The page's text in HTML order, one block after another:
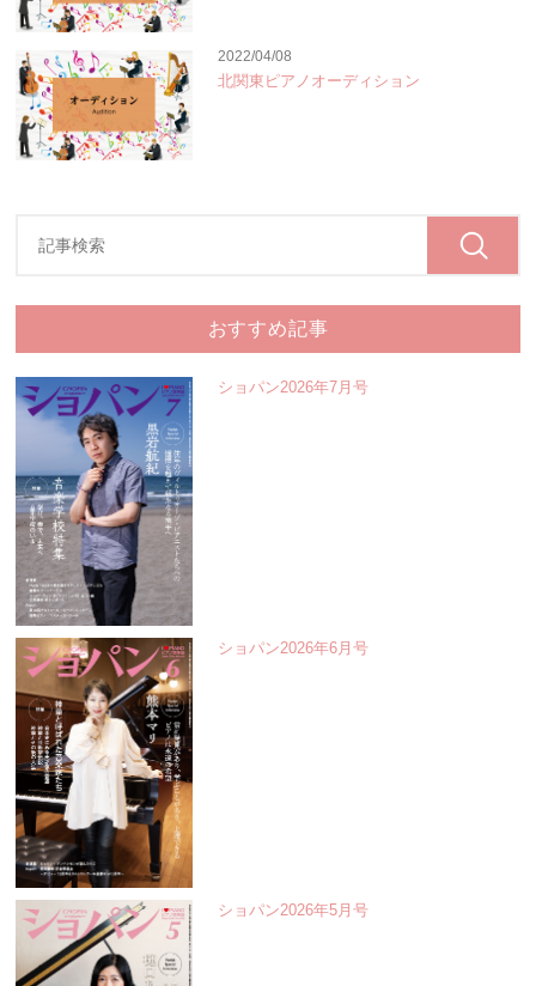
2022/04/08
北関東ピアノオーディション
おすすめ記事
ショパン2026年7月号
ショパン2026年6月号
ショパン2026年5月号